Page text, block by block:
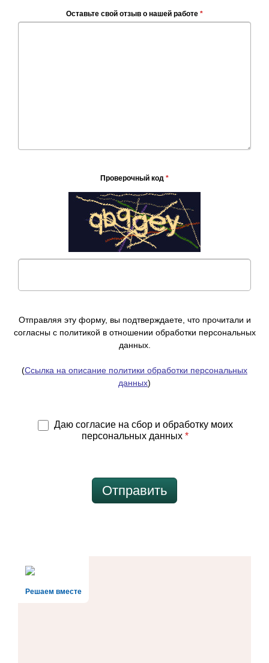
Оставьте свой отзыв о нашей работе *
Проверочный код *
Отправляя эту форму, вы подтверждаете, что прочитали и
согласны с политикой в отношении обработки персональных
данных.
(Ссылка на описание политики обработки персональных
данных)
Даю согласие на сбор и обработку моих
персональных данных *
Отправить
Решаем вместе